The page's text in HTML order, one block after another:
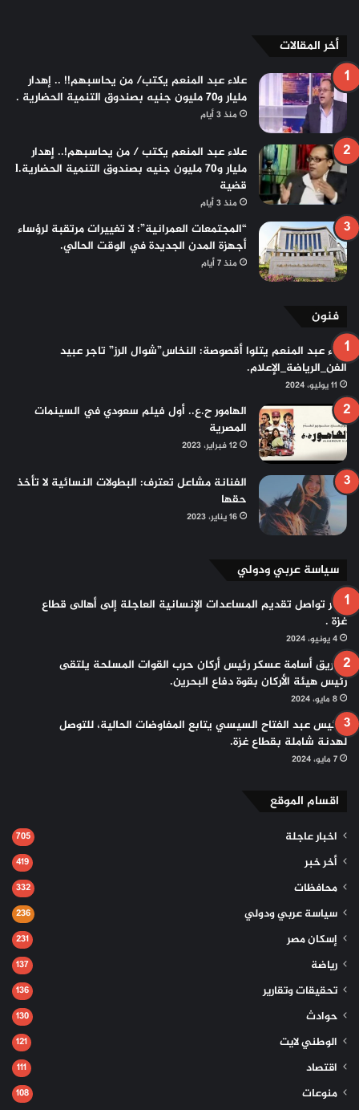
أخر المقالات
علاء عبد المنعم يكتب/ من يحاسبهم!! .. إهدار
مليار و٧٠ مليون جنيه بصندوق التنمية الحضارية .
منذ 3 أيام
علاء عبد المنعم يكتب / من يحاسبهم!.. إهدار
مليار و70 مليون جنيه بصندوق التنمية الحضارية.l
قضية
منذ 3 أيام
“المجتمعات العمرانية”: لا تغييرات مرتقبة لرؤساء
أجهزة المدن الجديدة في الوقت الحالي.
منذ 7 أيام
فنون
علاء عبد المنعم يتلوا أقصوصة: النخاس”شوال الرز” تاجر عبيد
الفن_الرياضة_الإعلام.
11 يوليو، 2024
الهامور ح.ع.. أول فيلم سعودي في السينمات
المصرية
12 فبراير، 2023
الفنانة مشاعل تعترف: البطولات النسائية لا تأخذ
حقها
16 يناير، 2023
سياسة عربي ودولي
مصر تواصل تقديم المساعدات الإنسانية العاجلة إلى أهالى قطاع
غزة .
4 يونيو، 2024
الفريق أسامة عسكر رئيس أركان حرب القوات المسلحة يلتقى
رئيس هيئة الأركان بقوة دفاع البحرين.
8 مايو، 2024
الرئيس عبد الفتاح السيسي يتابع المفاوضات الحالية، للتوصل
لهدنة شاملة بقطاع غزة.
7 مايو، 2024
اقسام الموقع
اخبار عاجلة 705
أخر خبر 419
محافظات 332
سياسة عربي ودولي 236
إسكان مصر 231
رياضة 137
تحقيقات وتقارير 136
حوادث 130
الوطني لايت 121
اقتصاد 111
منوعات 108